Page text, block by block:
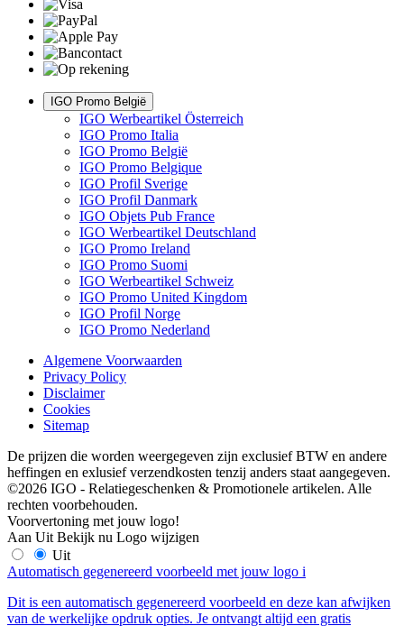
IGO Promo België
IGO Werbeartikel Österreich
IGO Promo Italia
IGO Promo België
IGO Promo Belgique
IGO Profil Sverige
IGO Profil Danmark
IGO Objets Pub France
IGO Werbeartikel Deutschland
IGO Promo Ireland
IGO Promo Suomi
IGO Werbeartikel Schweiz
IGO Promo United Kingdom
IGO Profil Norge
IGO Promo Nederland
Algemene Voorwaarden
Privacy Policy
Disclaimer
Cookies
Sitemap
De prijzen die worden weergegeven zijn exclusief BTW en andere
heffingen en exlusief verzendkosten tenzij anders staat aangegeven.
©2026 IGO - Relatiegeschenken & Promotionele artikelen. Alle
rechten voorbehouden.
Voorvertoning met jouw logo!
Aan Uit Bekijk nu Logo wijzigen
Uit
Automatisch gegenereerd voorbeeld met jouw logo i
Dit is een automatisch gegenereerd voorbeeld en deze kan afwijken
van de werkelijke opdruk opties. Je ontvangt altijd een gratis